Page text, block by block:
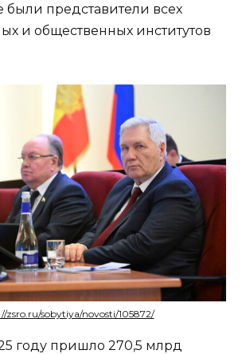
были представители всех
и общественных институтов
zsro.ru/sobytiya/novosti/105872/
году пришло 270,5 млрд